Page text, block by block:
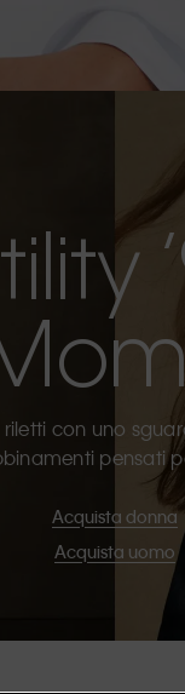
riletti con uno
pensati
Acquista donna
Acquista uomo